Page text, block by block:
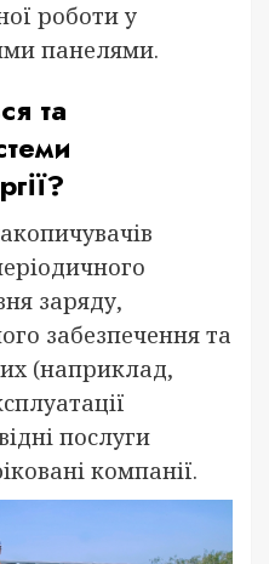
роботи у
панелями.
та
заряду,
забезпечення та
(наприклад,
послуги
компанії.